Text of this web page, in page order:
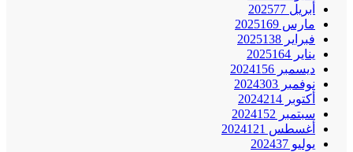
أبريل 2025 77
مارس 2025 169
فبراير 2025 138
يناير 2025 164
ديسمبر 2024 156
نوفمبر 2024 303
أكتوبر 2024 214
سبتمبر 2024 152
أغسطس 2024 121
يوليو 2024 37